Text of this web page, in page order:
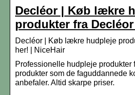
Decléor | Køb lækre
produkter fra
Decléor | Køb lækre hudpleje
her! | NiceHair
Professionelle hudpleje produkter
produkter som de faguddannede
anbefaler. Altid skarpe priser.